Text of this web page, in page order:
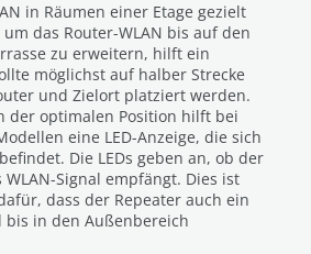
in Räumen einer Etage gezielt
das Router-WLAN bis auf den
zu erweitern, hilft ein
möglichst auf halber Strecke
und Zielort platziert werden.
der optimalen Position hilft bei
eine LED-Anzeige, die sich
Die LEDs geben an, ob der
Signal empfängt. Dies ist
dass der Repeater auch ein
bis in den Außenbereich